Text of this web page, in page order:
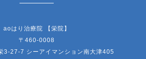
aoはり治療院 【栄院】
〒460-0008
3-27-7 シーアイマンション南大津405